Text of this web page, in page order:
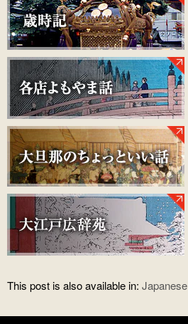
This post is also available in: Japanese